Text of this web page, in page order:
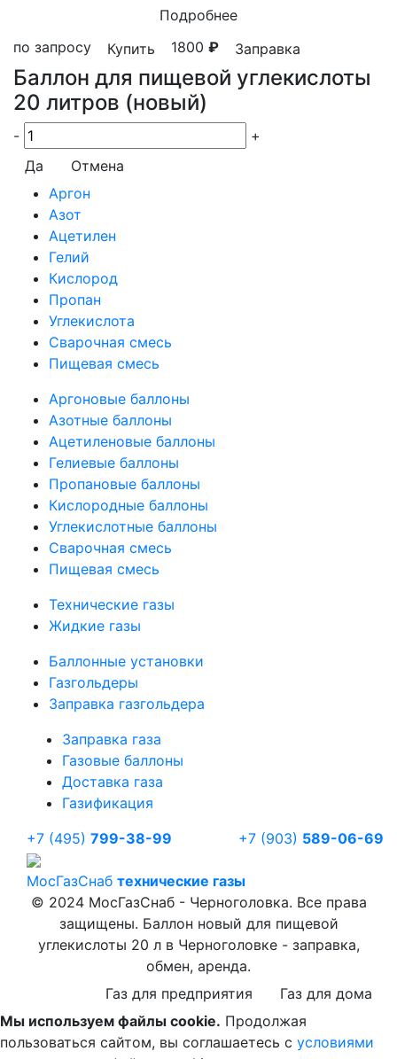
Подробнее
по запросу
Купить 1800 ₽ Заправка
Баллон для пищевой углекислоты
20 литров (новый)
-
+
Да
Отмена
Аргон
Азот
Ацетилен
Гелий
Кислород
Пропан
Углекислота
Сварочная смесь
Пищевая смесь
Аргоновые баллоны
Азотные баллоны
Ацетиленовые баллоны
Гелиевые баллоны
Пропановые баллоны
Кислородные баллоны
Углекислотные баллоны
Сварочная смесь
Пищевая смесь
Технические газы
Жидкие газы
Баллонные установки
Газгольдеры
Заправка газгольдера
Заправка газа
Газовые баллоны
Доставка газа
Газификация
+7 (495) 799-38-99 +7 (903) 589-06-69
МосГазСнаб технические газы
© 2024 МосГазСнаб - Черноголовка. Все права
защищены. Баллон новый для пищевой
углекислоты 20 л в Черноголовке - заправка,
обмен, аренда.
Газ для предприятия
Газ для дома
Мы используем файлы cookie. Продолжая
пользоваться сайтом, вы соглашаетесь с условиями